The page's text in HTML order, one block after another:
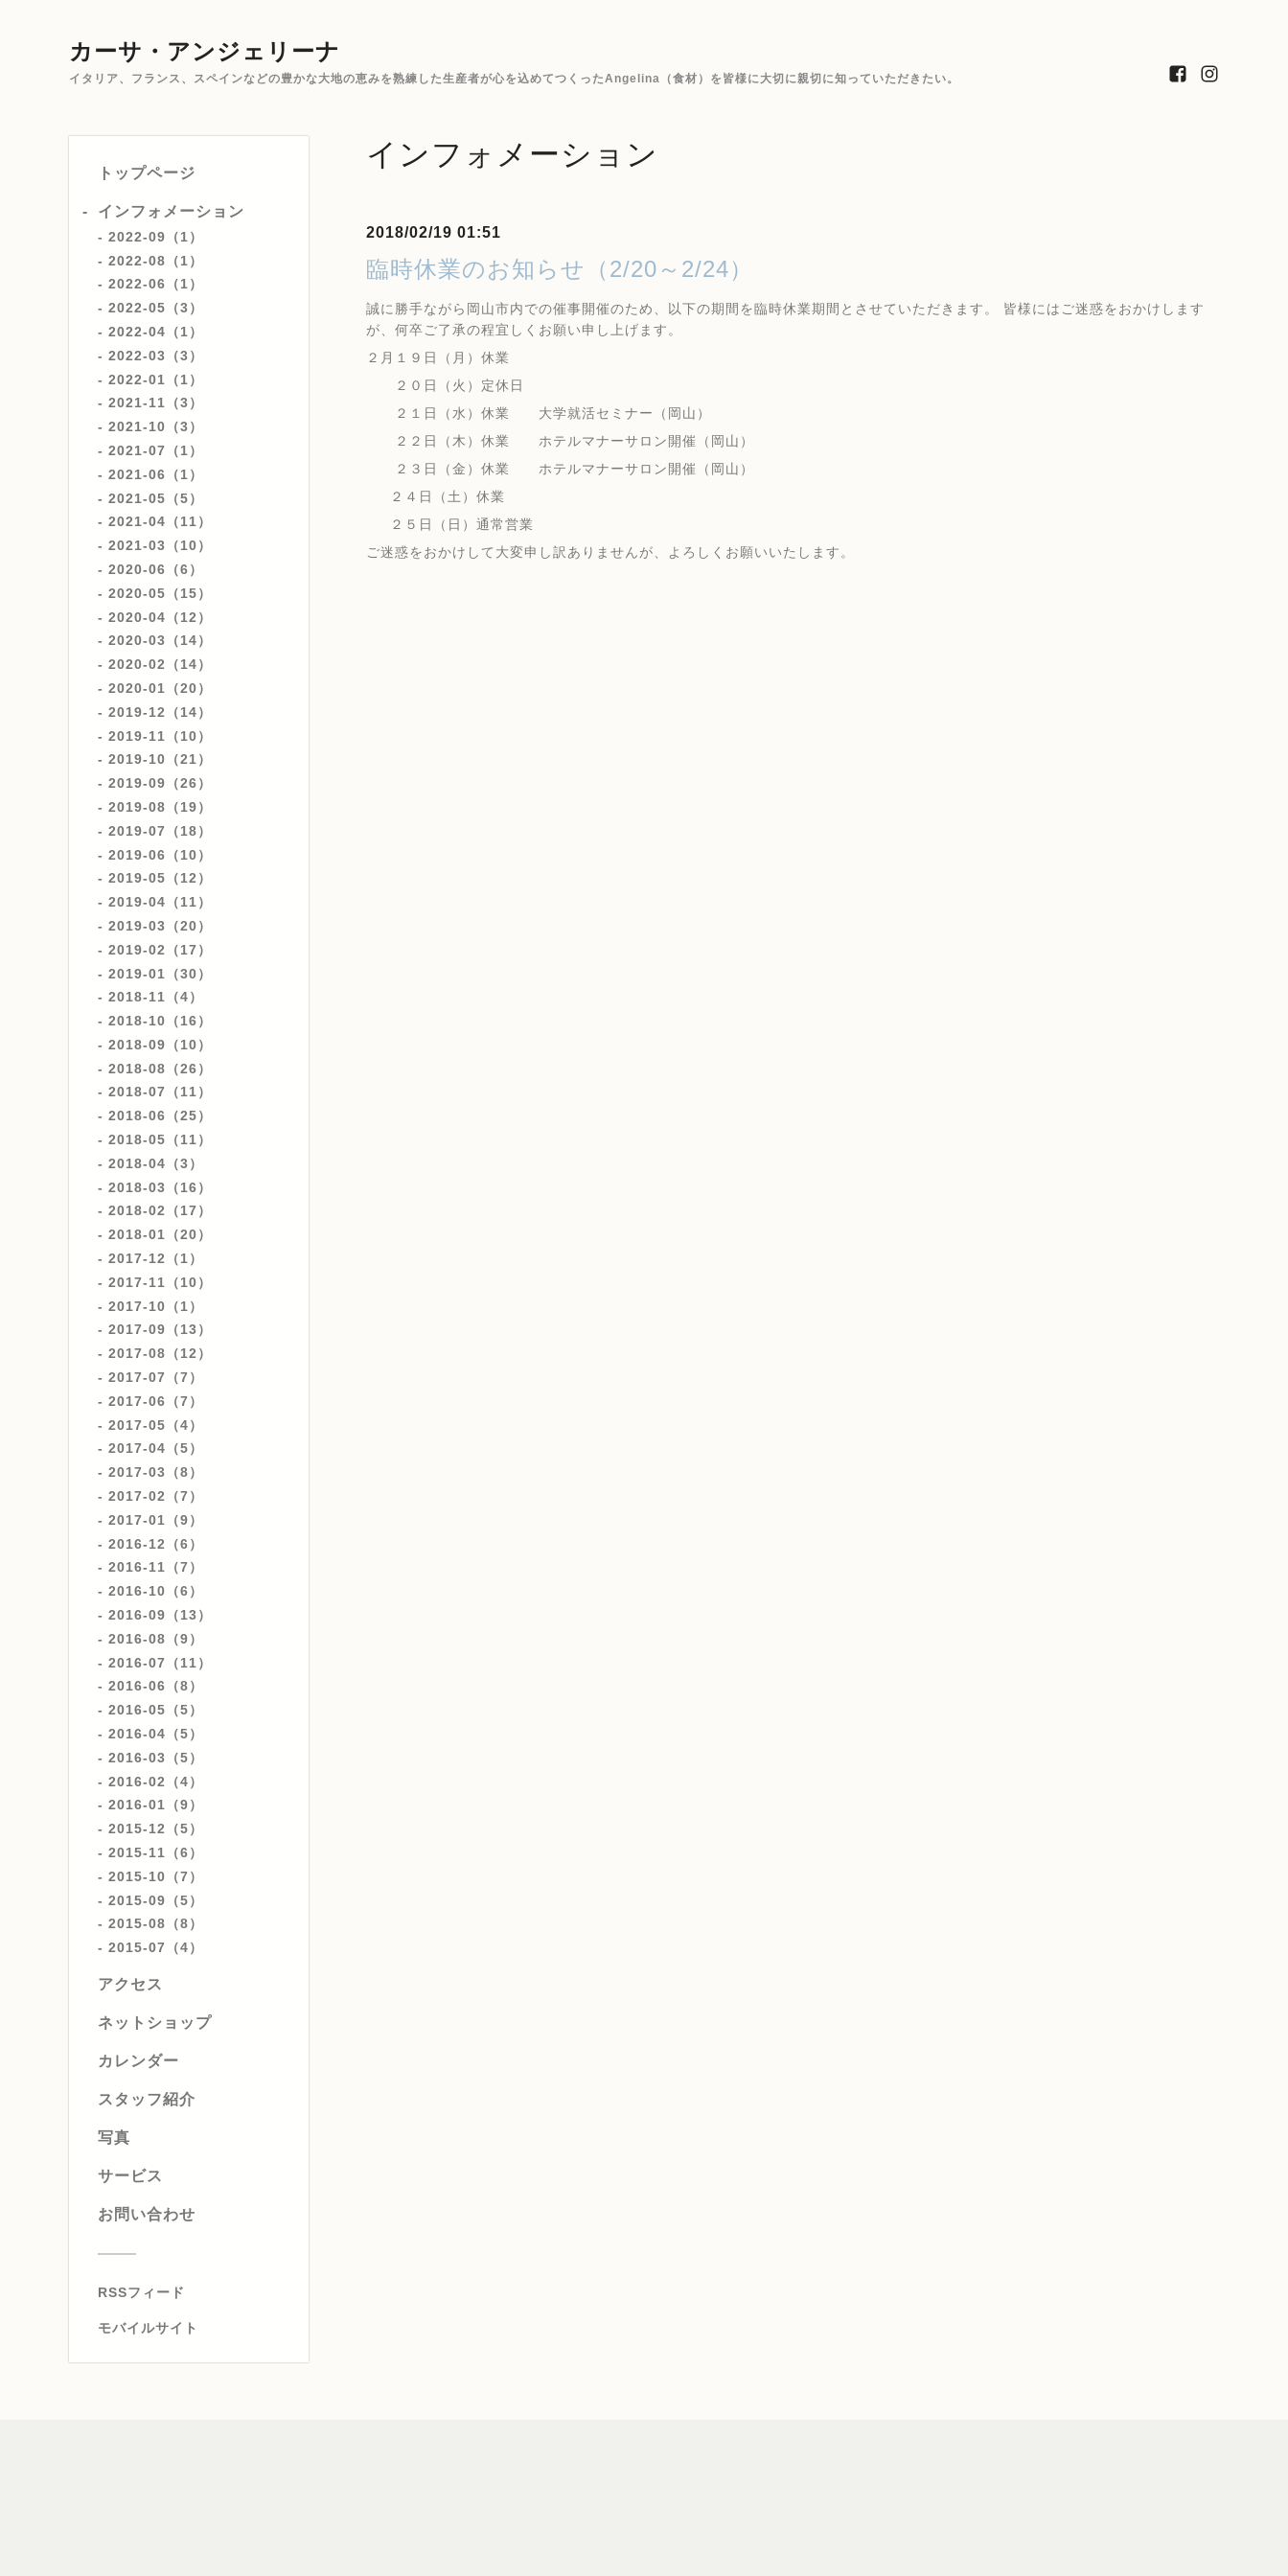
カーサ・アンジェリーナ
イタリア、フランス、スペインなどの豊かな大地の恵みを熟練した生産者が心を込めてつくったAngelina（食材）を皆様に大切に親切に知っていただきたい。
トップページ
インフォメーション
2022-09（1）
2022-08（1）
2022-06（1）
2022-05（3）
2022-04（1）
2022-03（3）
2022-01（1）
2021-11（3）
2021-10（3）
2021-07（1）
2021-06（1）
2021-05（5）
2021-04（11）
2021-03（10）
2020-06（6）
2020-05（15）
2020-04（12）
2020-03（14）
2020-02（14）
2020-01（20）
2019-12（14）
2019-11（10）
2019-10（21）
2019-09（26）
2019-08（19）
2019-07（18）
2019-06（10）
2019-05（12）
2019-04（11）
2019-03（20）
2019-02（17）
2019-01（30）
2018-11（4）
2018-10（16）
2018-09（10）
2018-08（26）
2018-07（11）
2018-06（25）
2018-05（11）
2018-04（3）
2018-03（16）
2018-02（17）
2018-01（20）
2017-12（1）
2017-11（10）
2017-10（1）
2017-09（13）
2017-08（12）
2017-07（7）
2017-06（7）
2017-05（4）
2017-04（5）
2017-03（8）
2017-02（7）
2017-01（9）
2016-12（6）
2016-11（7）
2016-10（6）
2016-09（13）
2016-08（9）
2016-07（11）
2016-06（8）
2016-05（5）
2016-04（5）
2016-03（5）
2016-02（4）
2016-01（9）
2015-12（5）
2015-11（6）
2015-10（7）
2015-09（5）
2015-08（8）
2015-07（4）
アクセス
ネットショップ
カレンダー
スタッフ紹介
写真
サービス
お問い合わせ
RSSフィード
モバイルサイト
インフォメーション
2018/02/19 01:51
臨時休業のお知らせ（2/20～2/24）
誠に勝手ながら岡山市内での催事開催のため、以下の期間を臨時休業期間とさせていただきます。 皆様にはご迷惑をおかけします
が、何卒ご了承の程宜しくお願い申し上げます。
２月１９日（月）休業
２０日（火）定休日
２１日（水）休業 大学就活セミナー（岡山）
２２日（木）休業 ホテルマナーサロン開催（岡山）
２３日（金）休業 ホテルマナーサロン開催（岡山）
２４日（土）休業
２５日（日）通常営業
ご迷惑をおかけして大変申し訳ありませんが、よろしくお願いいたします。